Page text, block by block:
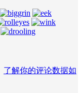
了解你的评论数据如